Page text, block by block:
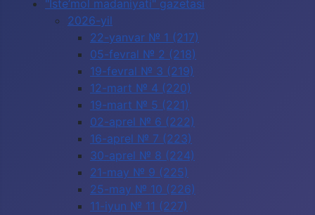
"Iste’mol madaniyati" gazetasi
2026-yil
22-yanvar № 1 (217)
05-fevral № 2 (218)
19-fevral № 3 (219)
12-mart № 4 (220)
19-mart № 5 (221)
02-aprel № 6 (222)
16-aprel № 7 (223)
30-aprel № 8 (224)
21-may № 9 (225)
25-may № 10 (226)
11-iyun № 11 (227)